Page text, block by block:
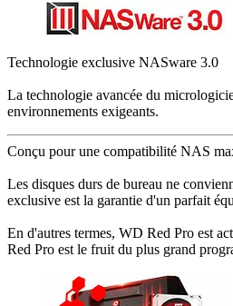
Technologie exclusive NASware 3.0
La technologie avancée du
environnements exigeants.
Conçu pour une compatibilité NAS
Les disques durs de bureau ne
exclusive est la garantie d'un parfait
En d'autres termes, WD Red Pro est
Red Pro est le fruit du plus grand